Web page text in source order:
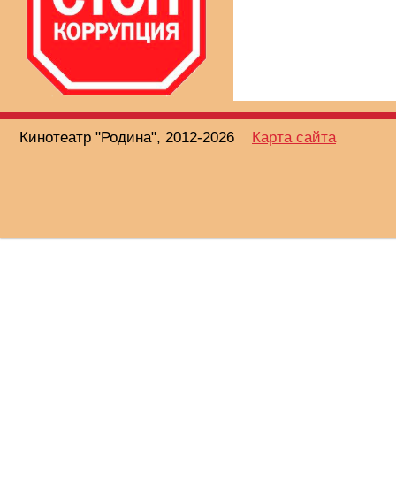
Кинотеатр "Родина", 2012-2026 Карта сайта